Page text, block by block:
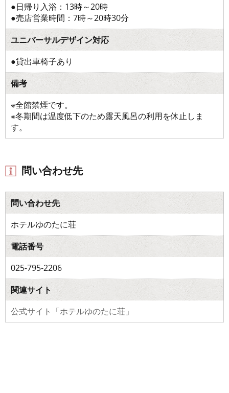
●日帰り入浴：13時～20時
●売店営業時間：7時～20時30分
ユニバーサルデザイン対応
●貸出車椅子あり
備考
※全館禁煙です。
※冬期間は温度低下のため露天風呂の利用を休止しま
す。
問い合わせ先
問い合わせ先
ホテルゆのたに荘
電話番号
025-795-2206
関連サイト
公式サイト「ホテルゆのたに荘」